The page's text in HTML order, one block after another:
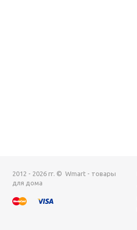
2012 - 2026 гг. © Wmart - товары
для дома